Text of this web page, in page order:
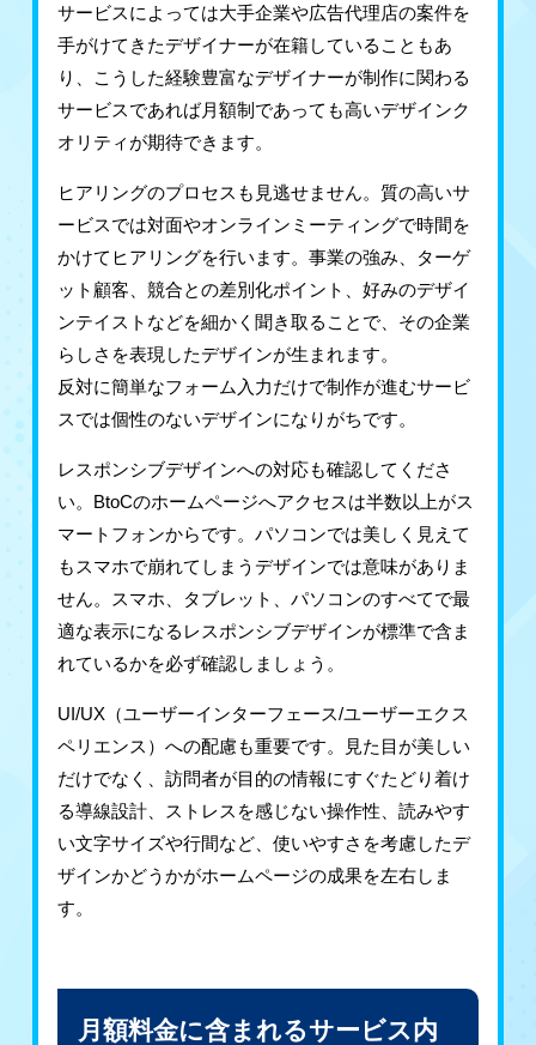
サービスによっては大手企業や広告代理店の案件を
手がけてきたデザイナーが在籍していることもあ
り、こうした経験豊富なデザイナーが制作に関わる
サービスであれば月額制であっても高いデザインク
オリティが期待できます。
ヒアリングのプロセスも見逃せません。質の高いサ
ービスでは対面やオンラインミーティングで時間を
かけてヒアリングを行います。事業の強み、ターゲ
ット顧客、競合との差別化ポイント、好みのデザイ
ンテイストなどを細かく聞き取ることで、その企業
らしさを表現したデザインが生まれます。
反対に簡単なフォーム入力だけで制作が進むサービ
スでは個性のないデザインになりがちです。
レスポンシブデザインへの対応も確認してくださ
い。BtoCのホームページへアクセスは半数以上がス
マートフォンからです。パソコンでは美しく見えて
もスマホで崩れてしまうデザインでは意味がありま
せん。スマホ、タブレット、パソコンのすべてで最
適な表示になるレスポンシブデザインが標準で含ま
れているかを必ず確認しましょう。
UI/UX（ユーザーインターフェース/ユーザーエクス
ペリエンス）への配慮も重要です。見た目が美しい
だけでなく、訪問者が目的の情報にすぐたどり着け
る導線設計、ストレスを感じない操作性、読みやす
い文字サイズや行間など、使いやすさを考慮したデ
ザインかどうかがホームページの成果を左右しま
す。
月額料金に含まれるサービス内